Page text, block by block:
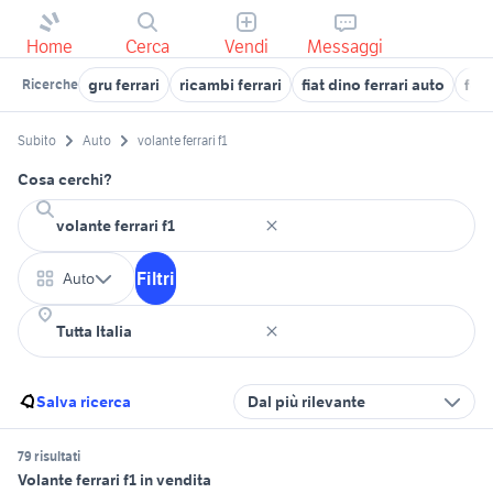
Home Cerca Vendi Messaggi
Ricerche gru ferrari ricambi ferrari fiat dino ferrari auto
Subito Auto volante ferrari f1
Cosa cerchi?
Auto Filtri
Salva ricerca Dal più rilevante
79 risultati
Volante ferrari f1 in vendita